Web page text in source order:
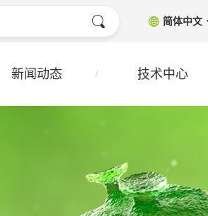
简体中文
新闻动态 技术中心